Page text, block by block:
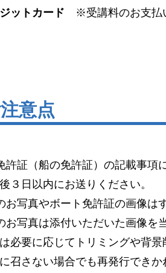
ットカード ※受講料のお支払
意点
許証（船の免許証）の記載事項
３日以内にお送りください。
お写真やボート免許証の画像は
お写真は添付いただいた画像を
必要に応じてトリミングや背
召さない場合でも再発行でき